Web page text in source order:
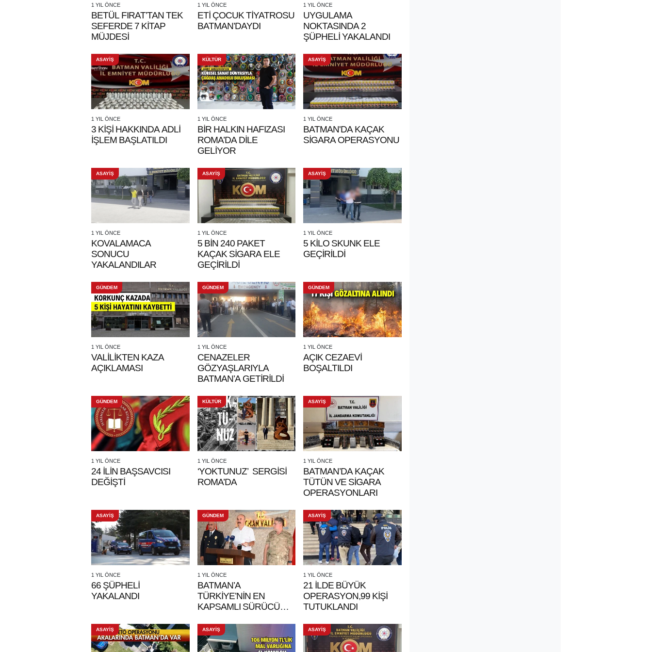
1 YIL ÖNCE
BETÜL FIRAT’TAN TEK
SEFERDE 7 KİTAP
MÜJDESİ
1 YIL ÖNCE
ETİ ÇOCUK TİYATROSU
BATMAN’DAYDI
1 YIL ÖNCE
UYGULAMA
NOKTASINDA 2
ŞÜPHELİ YAKALANDI
ASAYİŞ
1 YIL ÖNCE
3 KİŞİ HAKKINDA ADLİ
İŞLEM BAŞLATILDI
KÜLTÜR
1 YIL ÖNCE
BİR HALKIN HAFIZASI
ROMA’DA DİLE
GELİYOR
ASAYİŞ
1 YIL ÖNCE
BATMAN'DA KAÇAK
SİGARA OPERASYONU
ASAYİŞ
1 YIL ÖNCE
KOVALAMACA
SONUCU
YAKALANDILAR
ASAYİŞ
1 YIL ÖNCE
5 BİN 240 PAKET
KAÇAK SİGARA ELE
GEÇİRİLDİ
ASAYİŞ
1 YIL ÖNCE
5 KİLO SKUNK ELE
GEÇİRİLDİ
GÜNDEM
1 YIL ÖNCE
VALİLİKTEN KAZA
AÇIKLAMASI
GÜNDEM
1 YIL ÖNCE
CENAZELER
GÖZYAŞLARIYLA
BATMAN’A GETİRİLDİ
GÜNDEM
1 YIL ÖNCE
AÇIK CEZAEVİ
BOŞALTILDI
GÜNDEM
1 YIL ÖNCE
24 İLİN BAŞSAVCISI
DEĞİŞTİ
KÜLTÜR
1 YIL ÖNCE
‘YOKTUNUZ’ SERGİSİ
ROMA’DA
ASAYİŞ
1 YIL ÖNCE
BATMAN’DA KAÇAK
TÜTÜN VE SİGARA
OPERASYONLARI
ASAYİŞ
1 YIL ÖNCE
66 ŞÜPHELİ
YAKALANDI
GÜNDEM
1 YIL ÖNCE
BATMAN’A
TÜRKİYE’NİN EN
KAPSAMLI SÜRÜCÜ
KURULUYOR
ASAYİŞ
1 YIL ÖNCE
21 İLDE BÜYÜK
OPERASYON,99 KİŞİ
TUTUKLANDI
ASAYİŞ ASAYİŞ ASAYİŞ